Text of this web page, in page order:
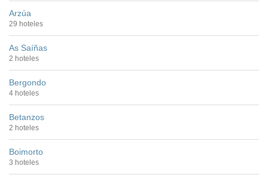
Arzúa
29 hoteles
As Saíñas
2 hoteles
Bergondo
4 hoteles
Betanzos
2 hoteles
Boimorto
3 hoteles